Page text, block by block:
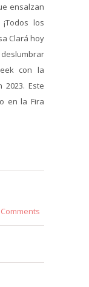
ensalzan
los
Clará hoy
deslumbrar
con la
Este
en la Fira